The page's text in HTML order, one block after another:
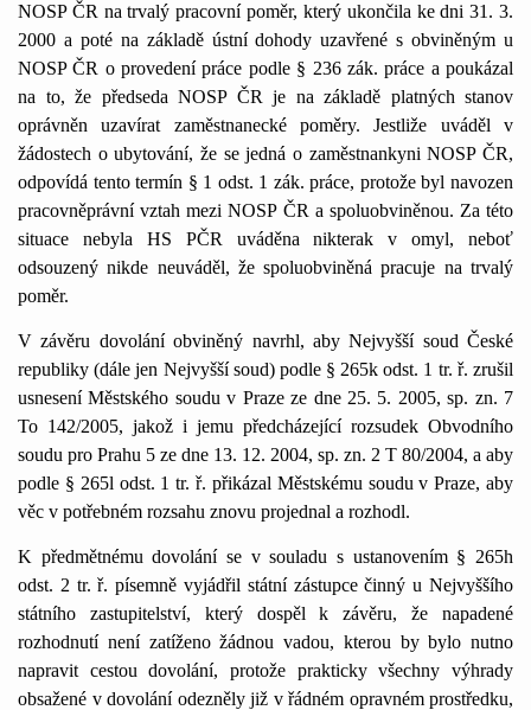
NOSP ČR na trvalý pracovní poměr, který ukončila ke dni 31. 3.
2000 a poté na základě ústní dohody uzavřené s obviněným u
NOSP ČR o provedení práce podle § 236 zák. práce a poukázal
na to, že předseda NOSP ČR je na základě platných stanov
oprávněn uzavírat zaměstnanecké poměry. Jestliže uváděl v
žádostech o ubytování, že se jedná o zaměstnankyni NOSP ČR,
odpovídá tento termín § 1 odst. 1 zák. práce, protože byl navozen
pracovněprávní vztah mezi NOSP ČR a spoluobviněnou. Za této
situace nebyla HS PČR uváděna nikterak v omyl, neboť
odsouzený nikde neuváděl, že spoluobviněná pracuje na trvalý
poměr.
V závěru dovolání obviněný navrhl, aby Nejvyšší soud České
republiky (dále jen Nejvyšší soud) podle § 265k odst. 1 tr. ř. zrušil
usnesení Městského soudu v Praze ze dne 25. 5. 2005, sp. zn. 7
To 142/2005, jakož i jemu předcházející rozsudek Obvodního
soudu pro Prahu 5 ze dne 13. 12. 2004, sp. zn. 2 T 80/2004, a aby
podle § 265l odst. 1 tr. ř. přikázal Městskému soudu v Praze, aby
věc v potřebném rozsahu znovu projednal a rozhodl.
K předmětnému dovolání se v souladu s ustanovením § 265h
odst. 2 tr. ř. písemně vyjádřil státní zástupce činný u Nejvyššího
státního zastupitelství, který dospěl k závěru, že napadené
rozhodnutí není zatíženo žádnou vadou, kterou by bylo nutno
napravit cestou dovolání, protože prakticky všechny výhrady
obsažené v dovolání odezněly již v řádném opravném prostředku,